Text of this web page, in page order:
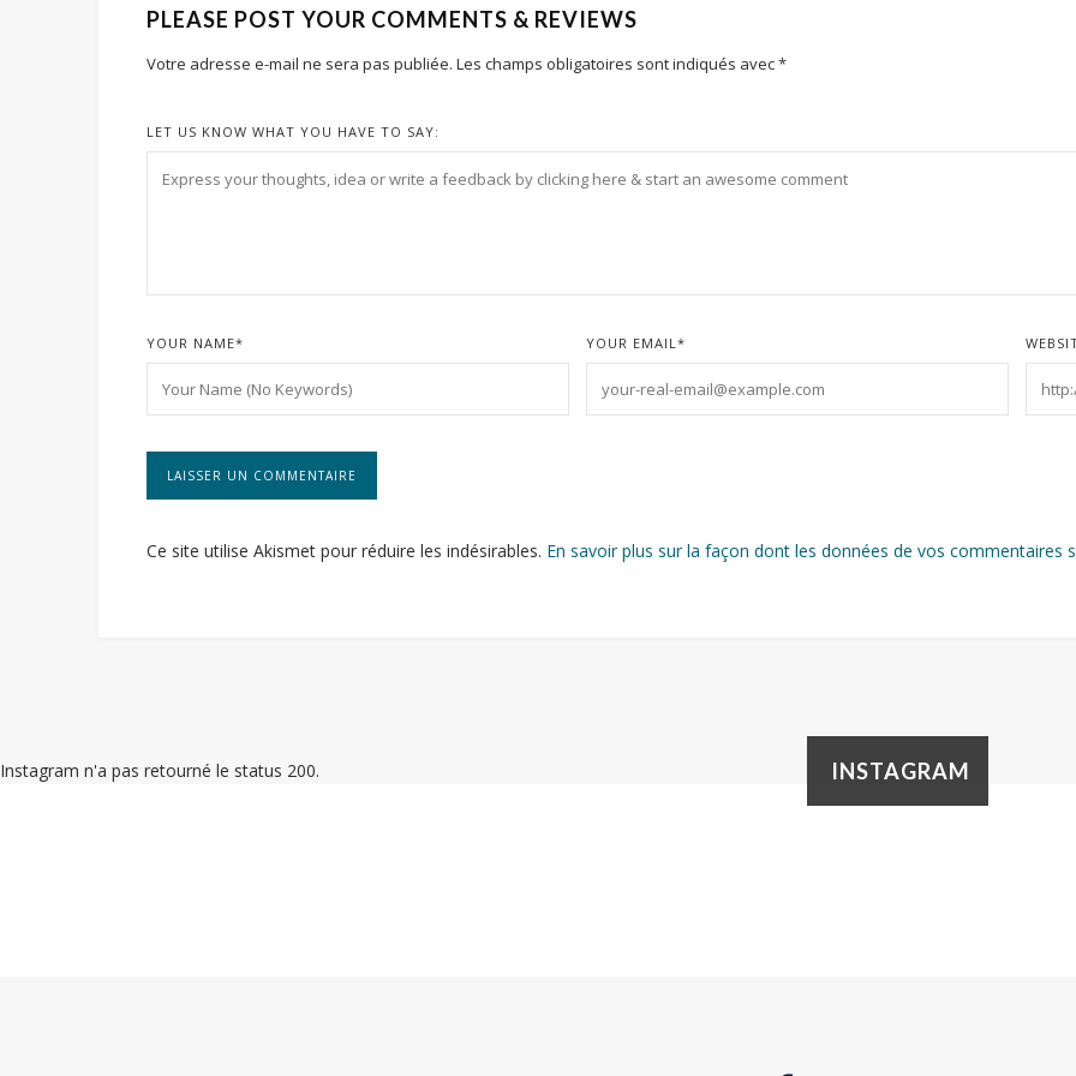
PLEASE POST YOUR COMMENTS & REVIEWS
Votre adresse e-mail ne sera pas publiée. Les champs obligatoires sont indiqués avec*
LET US KNOW WHAT YOU HAVE TO SAY:
YOUR NAME* YOUR EMAIL*
Ce site utilise Akismet pour réduire les indésirables. En savoir plus sur la façon dont les données de vos commentaires
INSTAGRAM
Instagram n'a pas retourné le status 200.